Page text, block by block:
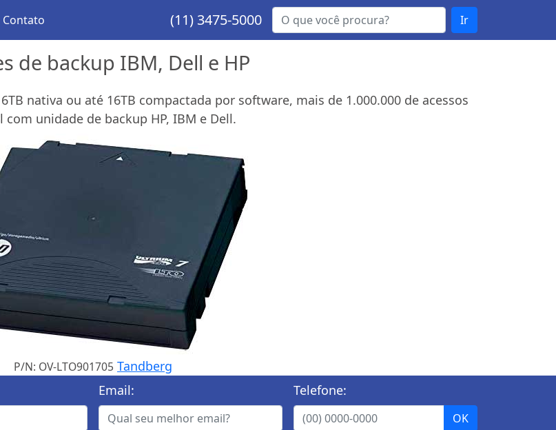
Contato (11) 3475-5000 Ir
de backup IBM, Dell e HP
nativa ou até 16TB compactada por software, mais de 1.000.000 de acessos
unidade de backup HP, IBM e Dell.
P/N: OV-LTO901705 Tandberg
Email: Telefone: